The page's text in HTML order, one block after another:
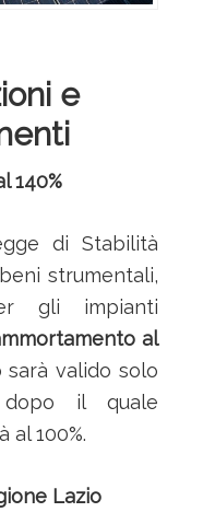
e
140%
di Stabilità
strumentali,
gli impianti
al
valido solo
il quale
al 100%.
Lazio